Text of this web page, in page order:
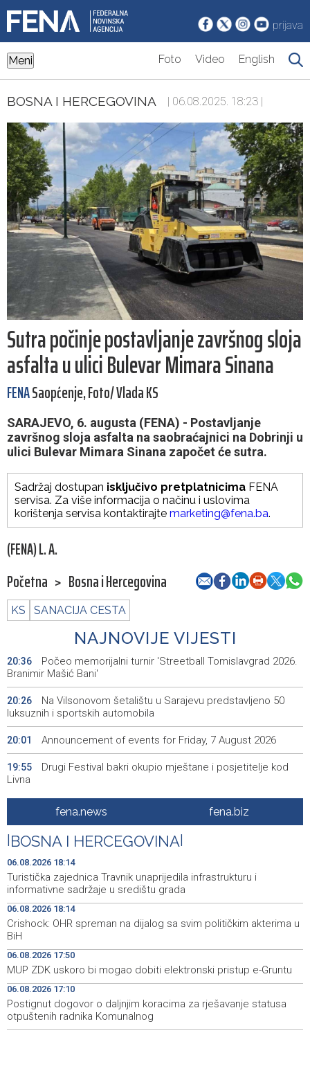
prijava
Meni Foto Video English
BOSNA I HERCEGOVINA | 06.08.2025. 18:23 |
Sutra počinje postavljanje završnog sloja
asfalta u ulici Bulevar Mimara Sinana
FENASaopćenje, Foto/ Vlada KS
SARAJEVO, 6. augusta (FENA) - Postavljanje
završnog sloja asfalta na saobraćajnici na Dobrinji u
ulici Bulevar Mimara Sinana započet će sutra.
Sadržaj dostupan isključivo pretplatnicima FENA
servisa. Za više informacija o načinu i uslovima
korištenja servisa kontaktirajte marketing@fena.ba.
(FENA) L. A.
Početna > Bosna i Hercegovina
KS SANACIJA CESTA
NAJNOVIJE VIJESTI
20:36
Počeo memorijalni turnir 'Streetball Tomislavgrad 2026.
Branimir Mašić Bani'
20:26
Na Vilsonovom šetalištu u Sarajevu predstavljeno 50
luksuznih i sportskih automobila
20:01 Announcement of events for Friday, 7 August 2026
19:55
Drugi Festival bakri okupio mještane i posjetitelje kod
Livna
Novi Travnik receives first direct EU funding for UNESCO
heritage project
19:33
Crishock: OHR maintains an open dialogue with all
political stakeholders in BiH
19:32
Velika nagrada Britanije ostaje u MotoGP kalendaru do
19:29
Španska krajnja ljevica i desnica ujedinjene protiv
Maroka kao suorganizatora SP 2030.
19:27
Grad Novi Travnik prvi put izravno dobio sredstva
Europske unije
19:16
Soreca says SEPA application marks important
milestone on BiH's EU path
fena.news fena.biz
BOSNA I HERCEGOVINA
06.08.2026 18:14
Turistička zajednica Travnik unaprijedila infrastrukturu i
informativne sadržaje u središtu grada
06.08.2026 18:14
Crishock: OHR spreman na dijalog sa svim političkim akterima u
BiH
06.08.2026 17:50
MUP ZDK uskoro bi mogao dobiti elektronski pristup e-Gruntu
06.08.2026 17:10
Postignut dogovor o daljnjim koracima za rješavanje statusa
otpuštenih radnika Komunalnog